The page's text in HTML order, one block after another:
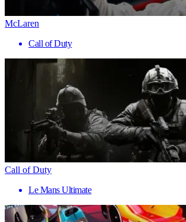
McLaren
Call of Duty
Call of Duty
Le Mans Ultimate